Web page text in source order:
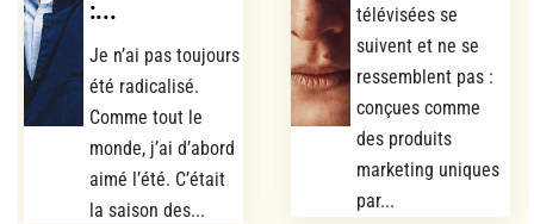
:...
Je n’ai pas toujours
été radicalisé.
Comme tout le
monde, j’ai d’abord
aimé l’été. C’était
la saison des...
télévisées se
suivent et ne se
ressemblent pas :
conçues comme
des produits
marketing uniques
par...